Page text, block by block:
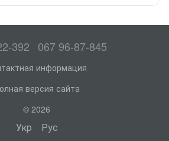
392 067 96-87-845
информация
версия сайта
© 2026
Укр Рус